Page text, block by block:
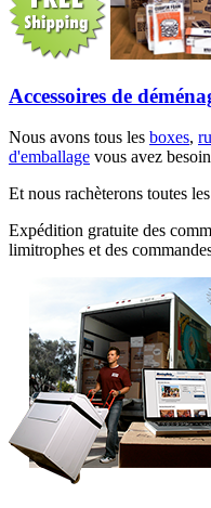
Accessoires de
Nous avons tous les boxes,
d'emballage vous avez
Et nous rachèterons toutes
Expédition gratuite des
limitrophes et des